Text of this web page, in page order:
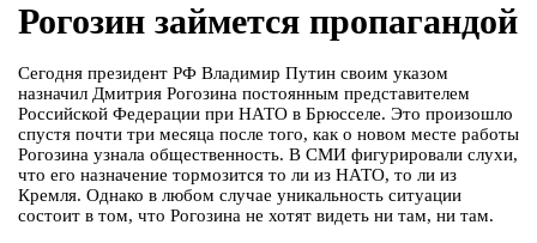
Рогозин займется пропагандой
Сегодня президент РФ Владимир Путин своим указом
назначил Дмитрия Рогозина постоянным представителем
Российской Федерации при НАТО в Брюсселе. Это произошло
спустя почти три месяца после того, как о новом месте работы
Рогозина узнала общественность. В СМИ фигурировали слухи,
что его назначение тормозится то ли из НАТО, то ли из
Кремля. Однако в любом случае уникальность ситуации
состоит в том, что Рогозина не хотят видеть ни там, ни там.